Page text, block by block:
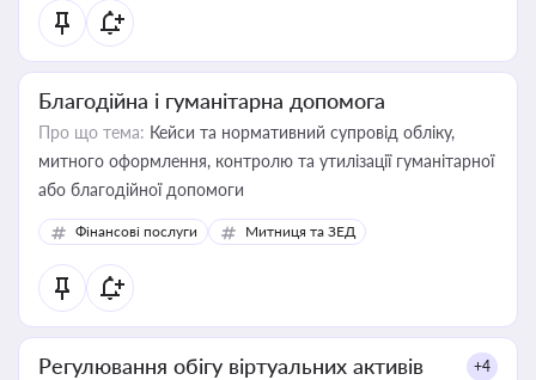
Благодійна і гуманітарна допомога
Про що тема: Кейси та нормативний супровід обліку,
митного оформлення, контролю та утилізації гуманітарної
або благодійної допомоги
Фінансові послуги Митниця та ЗЕД
Регулювання обігу віртуальних активів +4